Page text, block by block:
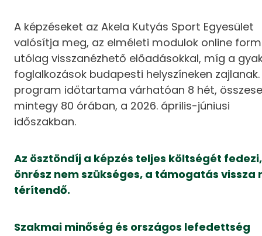
A képzéseket az Akela Kutyás Sport Egyesület
valósítja meg, az elméleti modulok online
utólag visszanézhető előadásokkal, míg a
foglalkozások budapesti helyszíneken zajlanak.
program időtartama várhatóan 8 hét,
mintegy 80 órában, a 2026. április-júniusi
időszakban.
Az ösztöndíj a képzés teljes költségét fedezi,
önrész nem szükséges, a támogatás vissza
térítendő.
Szakmai minőség és országos lefedettség